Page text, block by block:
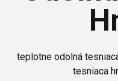
teplotne odolná
tesniaca